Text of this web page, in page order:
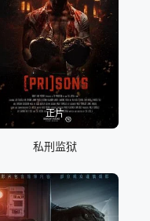
正片
私刑监狱